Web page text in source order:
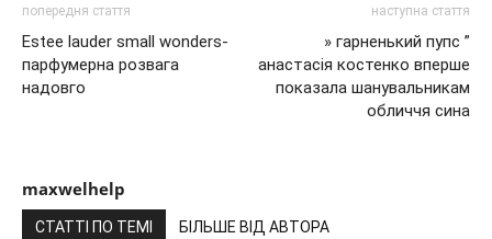
попередня стаття
Estee lauder small wonders-
парфумерна розвага
надовго
наступна стаття
» гарненький пупс ”
анастасія костенко вперше
показала шанувальникам
обличчя сина
maxwelhelp
СТАТТІ ПО ТЕМІ БІЛЬШЕ ВІД АВТОРА